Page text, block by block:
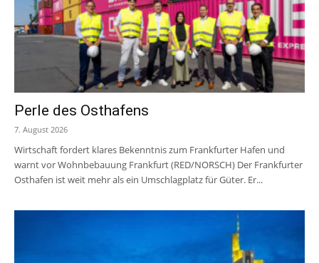
Perle des Osthafens
7. August 2026
Wirtschaft fordert klares Bekenntnis zum Frankfurter Hafen und
warnt vor Wohnbebauung Frankfurt (RED/NORSCH) Der Frankfurter
Osthafen ist weit mehr als ein Umschlagplatz für Güter. Er...